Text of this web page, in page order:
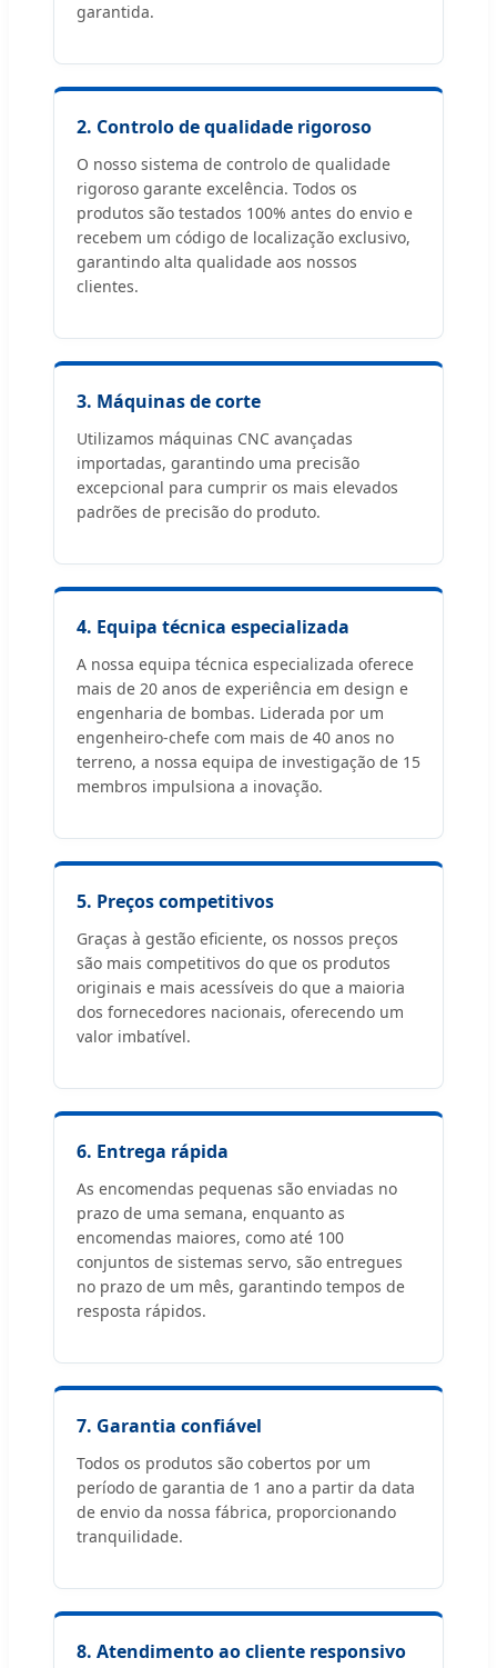
garantida.
2. Controlo de qualidade rigoroso
O nosso sistema de controlo de qualidade
rigoroso garante excelência. Todos os
produtos são testados 100% antes do envio e
recebem um código de localização exclusivo,
garantindo alta qualidade aos nossos
clientes.
3. Máquinas de corte
Utilizamos máquinas CNC avançadas
importadas, garantindo uma precisão
excepcional para cumprir os mais elevados
padrões de precisão do produto.
4. Equipa técnica especializada
A nossa equipa técnica especializada oferece
mais de 20 anos de experiência em design e
engenharia de bombas. Liderada por um
engenheiro-chefe com mais de 40 anos no
terreno, a nossa equipa de investigação de 15
membros impulsiona a inovação.
5. Preços competitivos
Graças à gestão eficiente, os nossos preços
são mais competitivos do que os produtos
originais e mais acessíveis do que a maioria
dos fornecedores nacionais, oferecendo um
valor imbatível.
6. Entrega rápida
As encomendas pequenas são enviadas no
prazo de uma semana, enquanto as
encomendas maiores, como até 100
conjuntos de sistemas servo, são entregues
no prazo de um mês, garantindo tempos de
resposta rápidos.
7. Garantia confiável
Todos os produtos são cobertos por um
período de garantia de 1 ano a partir da data
de envio da nossa fábrica, proporcionando
tranquilidade.
8. Atendimento ao cliente responsivo